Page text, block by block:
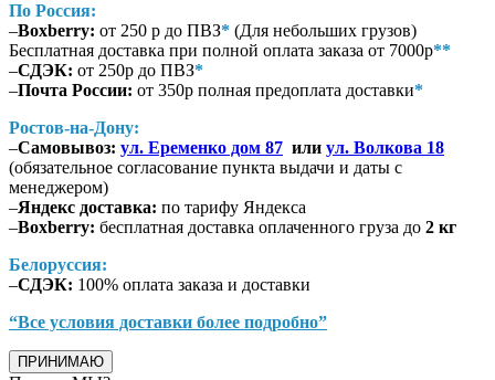
По Россия:
–Boxberry: от 250 р до ПВЗ* (Для небольших грузов)
Бесплатная доставка при полной оплата заказа от 7000р**
–СДЭК: от 250р до ПВЗ*
–Почта России: от 350р полная предоплата доставки*
Ростов-на-Дону:
–Самовывоз: ул. Еременко дом 87 или ул. Волкова 18
(обязательное согласование пункта выдачи и даты с
менеджером)
–Яндекс доставка: по тарифу Яндекса
–Boxberry: бесплатная доставка оплаченного груза до 2 кг
Белоруссия:
–СДЭК: 100% оплата заказа и доставки
“Все условия доставки более подробно”
ПРИНИМАЮ